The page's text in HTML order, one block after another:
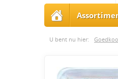
U bent nu hier: